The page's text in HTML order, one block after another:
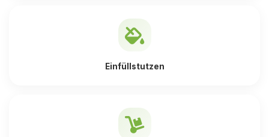
Einfüllstutzen